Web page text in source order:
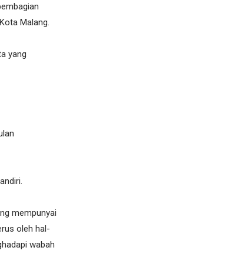
Malang.
yang
mempunyai
oleh hal-
wabah